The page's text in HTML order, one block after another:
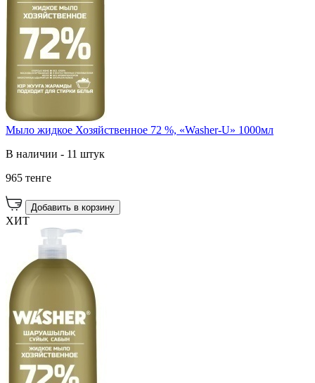
Мыло жидкое Хозяйственное 72 %, «Washer-U» 1000мл
В наличии - 11 штук
965 тенге
Добавить в корзину
ХИТ